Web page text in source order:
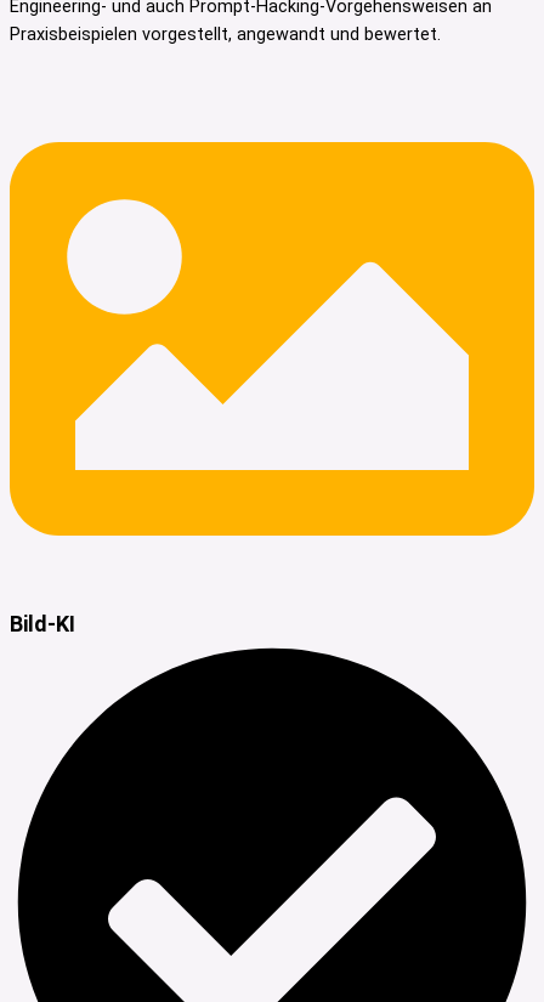
Engineering- und auch Prompt-Hacking-Vorgehensweisen an
Praxisbeispielen vorgestellt, angewandt und bewertet.
Bild-KI